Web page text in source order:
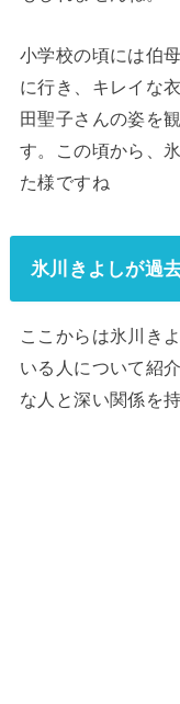
小学校の頃には伯
に行き、キレイな
田聖子さんの姿を
す。この頃から、
た様ですね
氷川きよしが過
ここからは氷川き
いる人について紹
な人と深い関係を